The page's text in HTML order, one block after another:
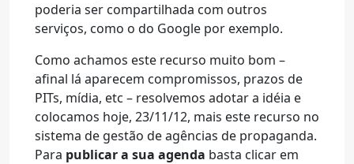
poderia ser compartilhada com outros
serviços, como o do Google por exemplo.
Como achamos este recurso muito bom –
afinal lá aparecem compromissos, prazos de
PITs, mídia, etc – resolvemos adotar a idéia e
colocamos hoje, 23/11/12, mais este recurso no
sistema de gestão de agências de propaganda.
Para publicar a sua agenda basta clicar em